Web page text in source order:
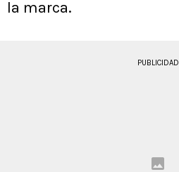
la marca.
PUBLICIDAD